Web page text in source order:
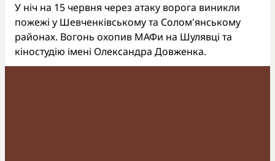
У ніч на 15 червня через атаку ворога виникли
пожежі у Шевченківському та Солом'янському
районах. Вогонь охопив МАФи на Шулявці та
кіностудію імені Олександра Довженка.